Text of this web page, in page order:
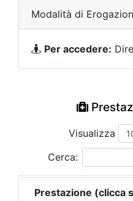
Modalità di
Per accedere:
Visualizza
Cerca:
Prestazione (clicca